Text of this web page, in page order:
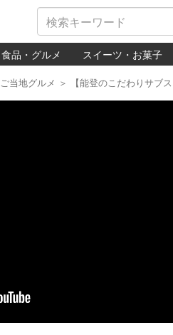
食品・グルメ スイーツ・お菓子
ご当地グルメ ＞ 【能登のこだわりサブ